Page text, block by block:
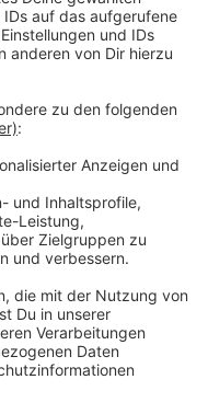
in diesem
Dunkelfeld.
werden, dass das
sein. Viele
Das gilt vor
gilt etwas
dass sie sie
eines Betrugs